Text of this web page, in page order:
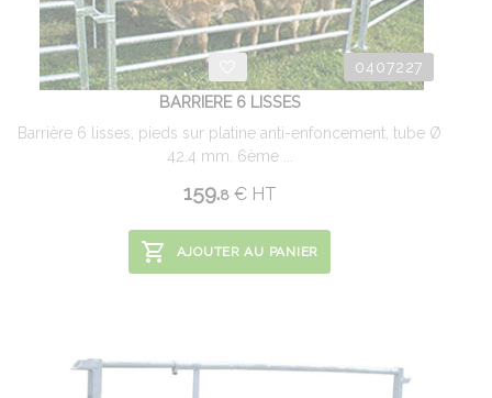
0407227
BARRIERE 6 LISSES
Barrière 6 lisses, pieds sur platine anti-enfoncement, tube Ø
42.4 mm. 6ème ...
159.8 €HT
AJOUTER AU PANIER